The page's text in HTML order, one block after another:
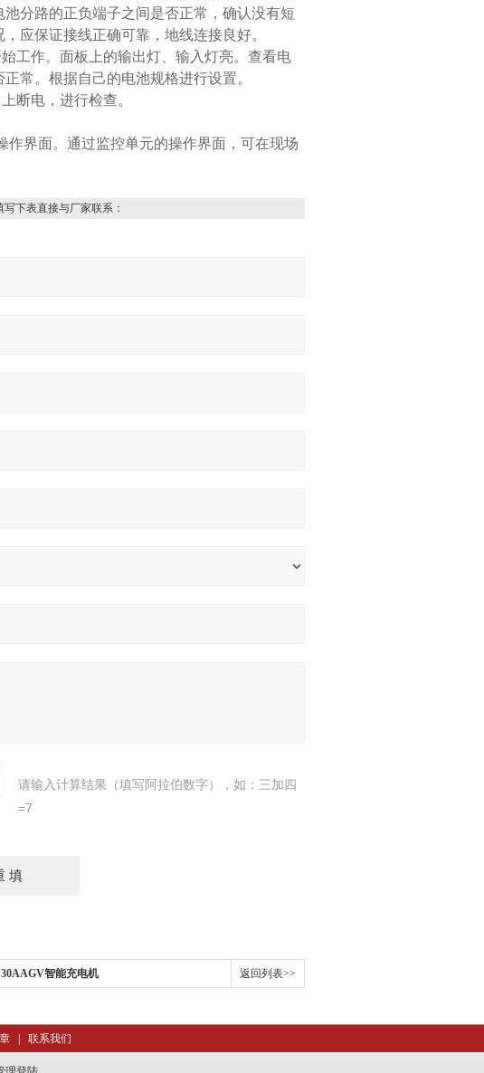
分路的正负端子之间是否正常，确认没有短
应保证接线正确可靠，地线连接良好。
工作。面板上的输出灯、输入灯亮。查看电
常。根据自己的电池规格进行设置。
断电，进行检查。
界面。通过监控单元的操作界面，可在现场
下表直接与厂家联系：
请输入计算结果（填写阿拉伯数字），如：三加四
=7
30AAGV智能充电机 返回列表>>
联系我们